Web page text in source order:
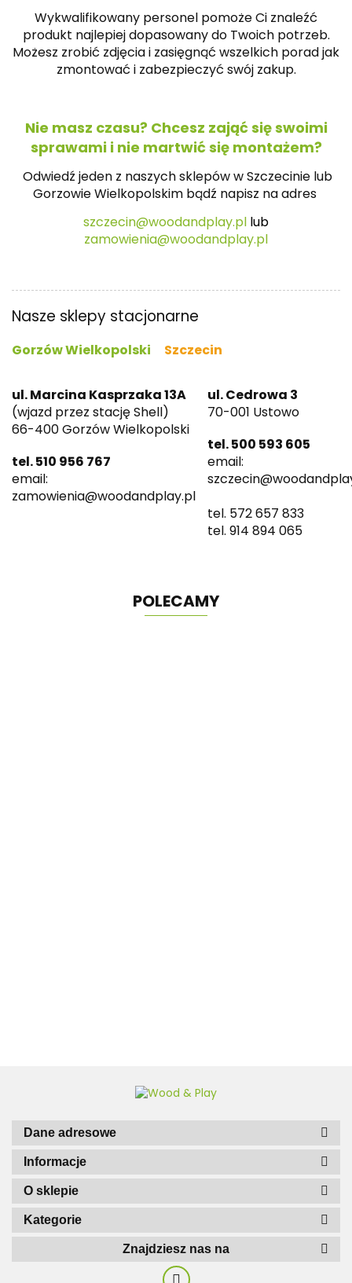
Wykwalifikowany personel pomoże Ci znaleźć
produkt najlepiej dopasowany do Twoich potrzeb.
Możesz zrobić zdjęcia i zasięgnąć wszelkich porad jak
zmontować i zabezpieczyć swój zakup.
Nie masz czasu? Chcesz zająć się swoimi
sprawami i nie martwić się montażem?
Odwiedź jeden z naszych sklepów w Szczecinie lub
Gorzowie Wielkopolskim bądź napisz naadres
szczecin@woodandplay.pl lub
zamowienia@woodandplay.pl
Nasze sklepy stacjonarne
Gorzów Wielkopolski Szczecin
ul. Marcina Kasprzaka 13A
(wjazd przez stację Shell)
66-400 Gorzów Wielkopolski
tel. 510 956 767
email:
zamowienia@woodandplay.pl
ul. Cedrowa 3
70-001 Ustowo
tel. 500 593 605
email:
tel. 572 657 833
tel. 914 894 065
POLECAMY
Dane adresowe
Informacje
O sklepie
Kategorie
Znajdziesz nas na